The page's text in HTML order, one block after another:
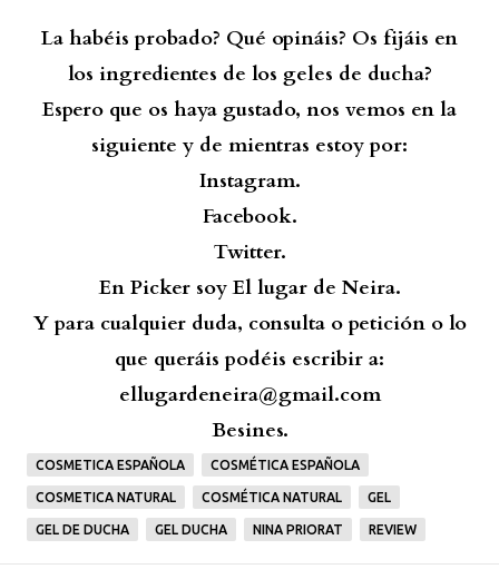
La habéis probado? Qué opináis? Os fijáis en
los ingredientes de los geles de ducha?
Espero que os haya gustado, nos vemos en la
siguiente y de mientras estoy por:
Instagram.
Facebook.
Twitter.
En Picker soy El lugar de Neira.
Y para cualquier duda, consulta o petición o lo
que queráis podéis escribir a:
ellugardeneira@gmail.com
Besines.
COSMETICA ESPAÑOLA COSMÉTICA ESPAÑOLA
COSMETICA NATURAL COSMÉTICA NATURAL GEL
GEL DE DUCHA GEL DUCHA NINA PRIORAT REVIEW